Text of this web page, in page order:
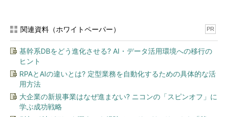
関連資料（ホワイトペーパー） PR
基幹系DBをどう進化させる? AI・データ活用環境への移行の
ヒント
RPAとAIの違いとは? 定型業務を自動化するための具体的な活
用方法
大企業の新規事業はなぜ進まない? ニコンの「スピンオフ」に
学ぶ成功戦略